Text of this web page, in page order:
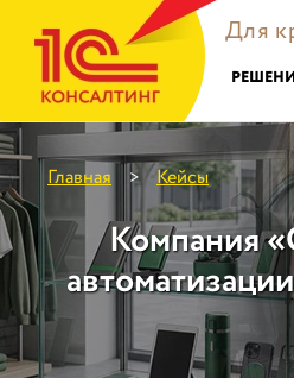
Для
Главная > Кейсы
Компания